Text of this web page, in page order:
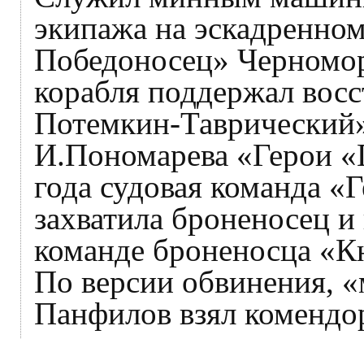
экипажа на
Победоносец»
корабля поддержал
Потемкин-
И.Пономарева «Герои
года судовая команда
захватила броненосец
команде броненосца
По версии обвинения,
Панфилов взял